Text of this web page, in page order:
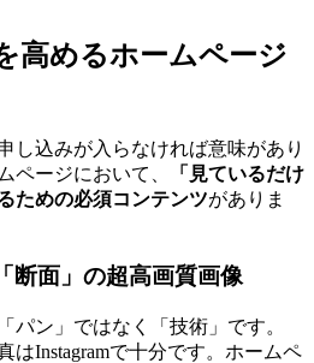
高めるホームページ
し込みが入らなければ意味があり
ページにおいて、
「見ているだけ
ための必須コンテンツがありま
断面」の超高画質画像
パン」ではなく「技術」です。
はInstagramで十分です。ホームペ